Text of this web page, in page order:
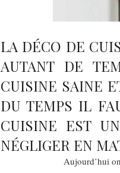
LA DÉCO DE
AUTANT DE
CUISINE SAINE
DU TEMPS IL
CUISINE EST
NÉGLIGER EN
Aujourd’hui